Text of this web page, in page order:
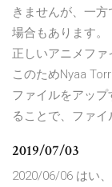
きませんが、一
場合もあります。
正しいアニメファ
このためNyaa
ファイルをアッ
ることで、ファ
2019/07/03
2020/06/06 はい